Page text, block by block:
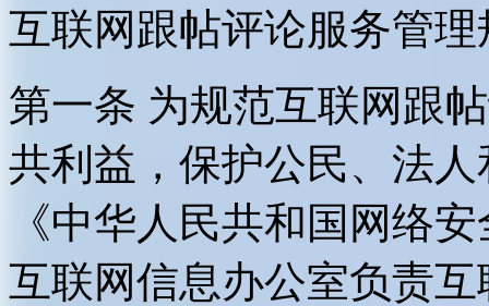
互联网跟帖评论服务管理
第一条 为规范互联网跟
共利益，保护公民、法
《中华人民共和国网络
互联网信息办公室负责